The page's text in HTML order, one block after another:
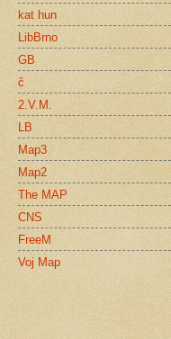
kat hun
LibBrno
GB
č
2.V.M.
LB
Map3
Map2
The MAP
CNS
FreeM
Voj Map